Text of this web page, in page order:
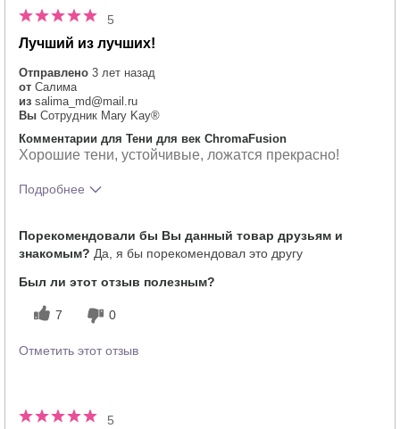
5
Лучший из лучших!
Отправлено 3 лет назад
от Салима
из salima_md@mail.ru
Вы Сотрудник Mary Kay®
Комментарии для Тени для век ChromaFusion
Хорошие тени, устойчивые, ложатся прекрасно!
Подробнее
продукта?
Как отличается опыт использования
этого продукта от декоративной
Порекомендовали бы Вы данный товар друзьям и
знакомым? Да, я бы порекомендовал это другу
Был ли этот отзыв полезным?
7 0
Отметить этот отзыв
5